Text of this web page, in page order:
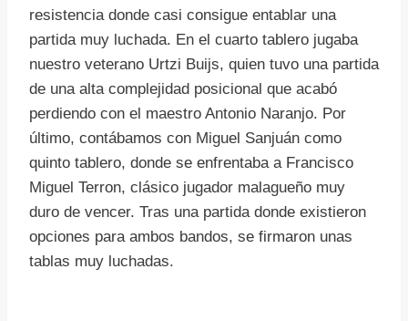
resistencia donde casi consigue entablar una
partida muy luchada. En el cuarto tablero jugaba
nuestro veterano Urtzi Buijs, quien tuvo una partida
de una alta complejidad posicional que acabó
perdiendo con el maestro Antonio Naranjo. Por
último, contábamos con Miguel Sanjuán como
quinto tablero, donde se enfrentaba a Francisco
Miguel Terron, clásico jugador malagueño muy
duro de vencer. Tras una partida donde existieron
opciones para ambos bandos, se firmaron unas
tablas muy luchadas.